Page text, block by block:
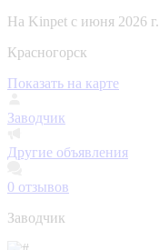
На Kinpet c июня 2026 г.
Красногорск
Показать на карте
Заводчик
Другие объявления
0 отзывов
Заводчик